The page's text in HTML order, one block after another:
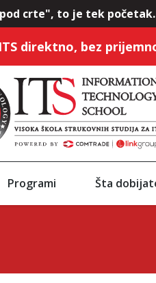
crte", to je tek početak.
direktno, bez
Programi Šta